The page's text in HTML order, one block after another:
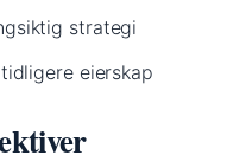
strategi
eierskap